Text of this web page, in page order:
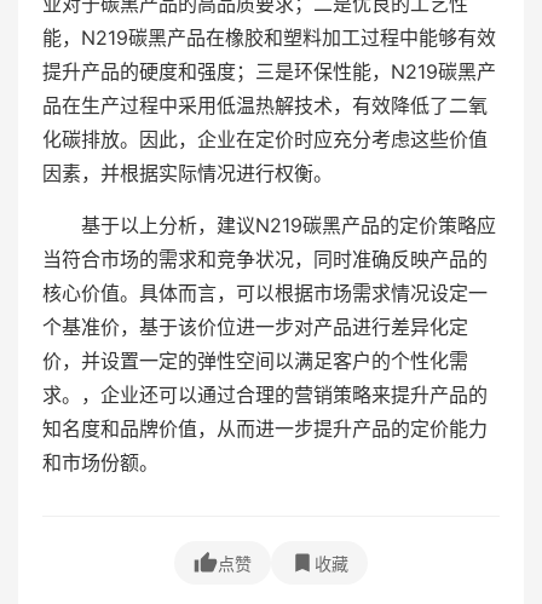
能，N219碳黑产品在橡胶和塑料加工过程中能够有效
提升产品的硬度和强度；三是环保性能，N219碳黑产
品在生产过程中采用低温热解技术，有效降低了二氧
化碳排放。因此，企业在定价时应充分考虑这些价值
因素，并根据实际情况进行权衡。
基于以上分析，建议N219碳黑产品的定价策略应
当符合市场的需求和竞争状况，同时准确反映产品的
核心价值。具体而言，可以根据市场需求情况设定一
个基准价，基于该价位进一步对产品进行差异化定
价，并设置一定的弹性空间以满足客户的个性化需
求。，企业还可以通过合理的营销策略来提升产品的
知名度和品牌价值，从而进一步提升产品的定价能力
和市场份额。
点赞 收藏